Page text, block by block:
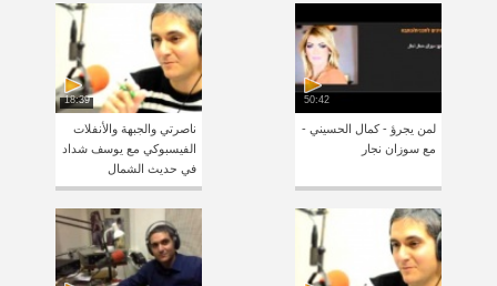
50:42
لمن يجرؤ - كمال الحسيني -
مع سوزان نجار
18:39
ناصرتي والجبهة والأنفلات
الفيسبوكي مع يوسف شداد
في حديث الشمال